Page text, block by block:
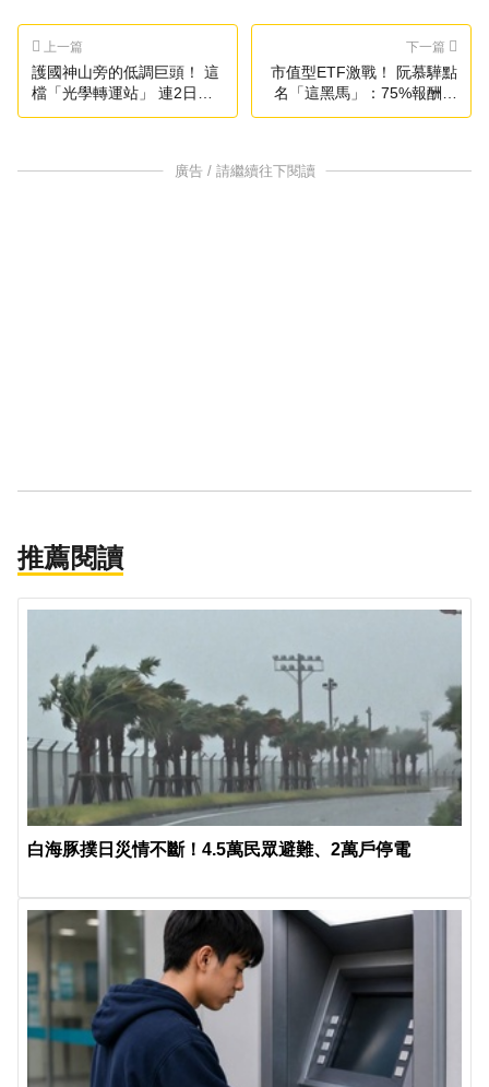
上一篇
護國神山旁的低調巨頭！ 這
檔「光學轉運站」 連2日漲
停創新高
下一篇
市值型ETF激戰！ 阮慕驊點
名「這黑馬」：75%報酬率
狂勝0050
廣告 / 請繼續往下閱讀
推薦閱讀
白海豚撲日災情不斷！4.5萬民眾避難、2萬戶停電